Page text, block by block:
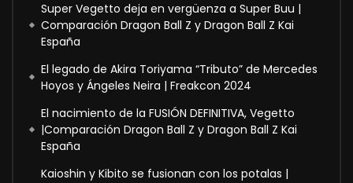
Super Vegetto deja en vergüenza a Super Buu |
Comparación Dragon Ball Z y Dragon Ball Z Kai
España
El legado de Akira Toriyama “Tributo” de Mercedes
Hoyos y Ángeles Neira | Freakcon 2024
El nacimiento de la FUSIÓN DEFINITIVA, Vegetto
|Comparación Dragon Ball Z y Dragon Ball Z Kai
España
Kaioshin y Kibito se fusionan con los potalas |